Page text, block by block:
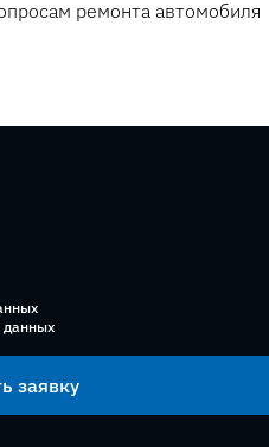
ремонта автомобиля
данных
заявку